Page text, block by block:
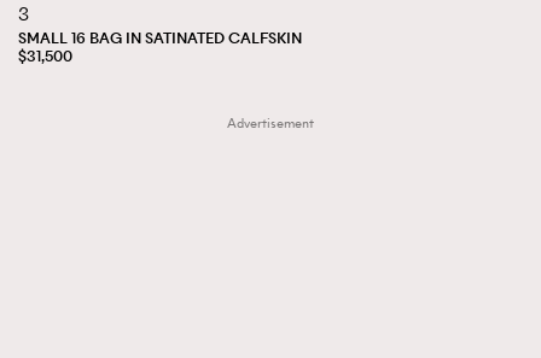
3
SMALL 16 BAG IN SATINATED CALFSKIN
$31,500
Advertisement